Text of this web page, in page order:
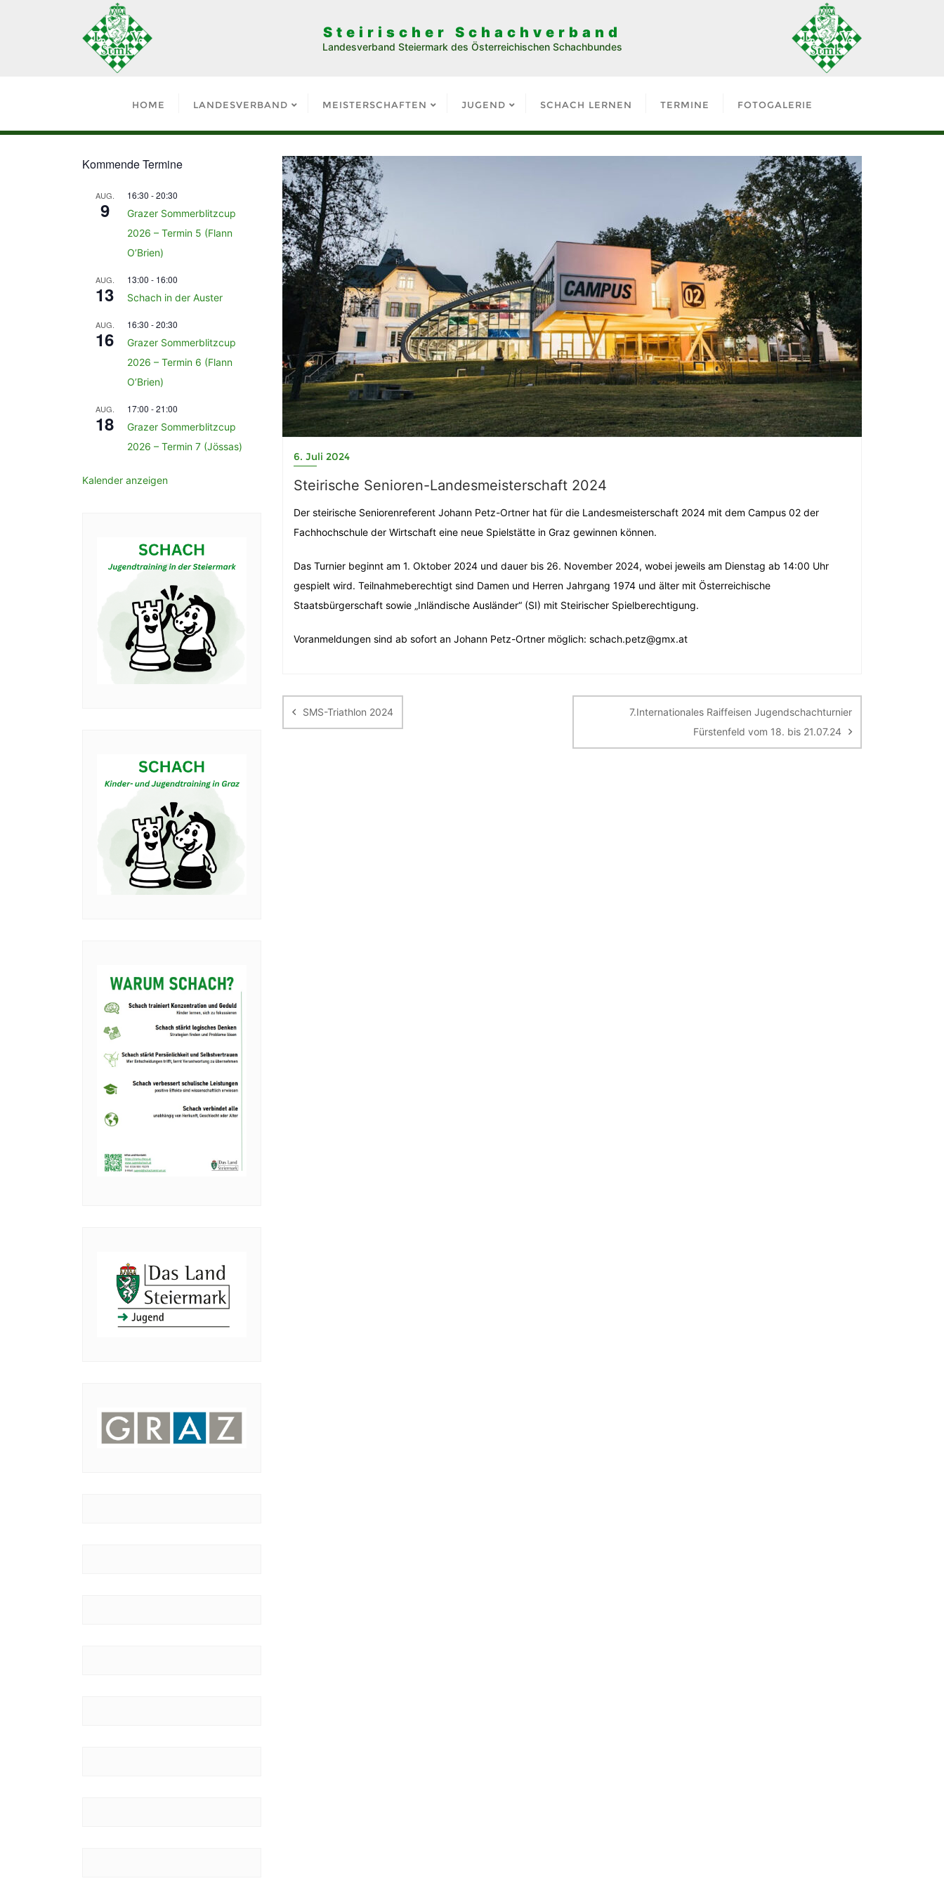
Steirischer Schachverband
Landesverband Steiermark des Österreichischen Schachbundes
HOME LANDESVERBAND MEISTERSCHAFTEN JUGEND SCHACH LERNEN TERMINE FOTOGALERIE
6. Juli 2024
Steirische Senioren-Landesmeisterschaft 2024
Der steirische Seniorenreferent Johann Petz-Ortner hat für die Landesmeisterschaft 2024 mit dem Campus 02 der
Fachhochschule der Wirtschaft eine neue Spielstätte in Graz gewinnen können.
Das Turnier beginnt am 1. Oktober 2024 und dauer bis 26. November 2024, wobei jeweils am Dienstag ab 14:00 Uhr
gespielt wird. Teilnahmeberechtigt sind Damen und Herren Jahrgang 1974 und älter mit Österreichische
Staatsbürgerschaft sowie „Inländische Ausländer“ (SI) mit Steirischer Spielberechtigung.
Voranmeldungen sind ab sofort an Johann Petz-Ortner möglich: schach.petz@gmx.at
SMS-Triathlon 2024
7.Internationales Raiffeisen Jugendschachturnier
Fürstenfeld vom 18. bis 21.07.24
Kommende Termine
AUG.
9
16:30 -20:30
Grazer Sommerblitzcup
2026 – Termin 5 (Flann
O’Brien)
AUG.
13
13:00 - 16:00
Schach in der Auster
AUG.
16
16:30 -20:30
Grazer Sommerblitzcup
2026 – Termin 6 (Flann
O’Brien)
AUG.
18
17:00 -21:00
Grazer Sommerblitzcup
2026 – Termin 7 (Jössas)
Kalender anzeigen